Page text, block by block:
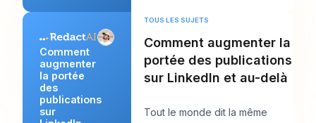
Comment
augmenter
la portée
des
publications
sur
TOUS LES SUJETS
Comment augmenter la
portée des publications
sur LinkedIn et au-delà
Tout le monde dit la même